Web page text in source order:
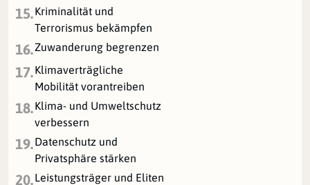
15.Kriminalität und
Terrorismus bekämpfen
16.Zuwanderung begrenzen
17.Klimaverträgliche
Mobilität vorantreiben
18.Klima- und Umweltschutz
verbessern
19.Datenschutz und
Privatsphäre stärken
20.Leistungsträger und Eliten